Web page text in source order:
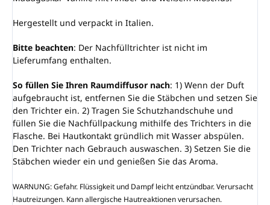
Hergestellt und verpackt in Italien.
Bitte beachten: Der Nachfülltrichter ist nicht im
Lieferumfang enthalten.
So füllen Sie Ihren Raumdiffusor nach: 1) Wenn der Duft
aufgebraucht ist, entfernen Sie die Stäbchen und setzen Sie
den Trichter ein. 2) Tragen Sie Schutzhandschuhe und
füllen Sie die Nachfüllpackung mithilfe des Trichters in die
Flasche. Bei Hautkontakt gründlich mit Wasser abspülen.
Den Trichter nach Gebrauch auswaschen. 3) Setzen Sie die
Stäbchen wieder ein und genießen Sie das Aroma.
WARNUNG: Gefahr. Flüssigkeit und Dampf leicht entzündbar. Verursacht
Hautreizungen. Kann allergische Hautreaktionen verursachen.